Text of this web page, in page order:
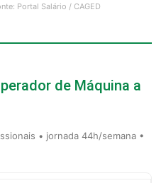
Portal Salário / CAGED
de Máquina a
• jornada 44h/semana •